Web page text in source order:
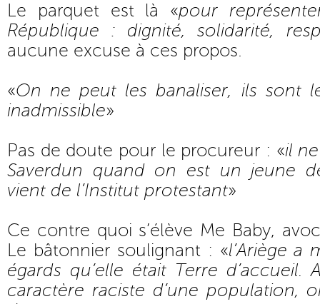
Le parquet est là «pour
République : dignité, solidarité,
aucune excuse à ces propos.
«On ne peut les banaliser, ils sont
inadmissible»
Pas de doute pour le procureur : «il
Saverdun quand on est un jeune
vient de l’Institut protestant»
Ce contre quoi s’élève Me Baby,
Le bâtonnier soulignant : «l’Ariège a
égards qu’elle était Terre d’accueil.
caractère raciste d’une population,